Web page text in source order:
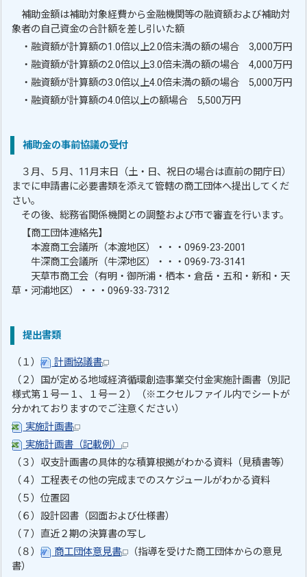
補助金額は補助対象経費から金融機関等の融資額および補助対
象者の自己資金の合計額を差し引いた額
・融資額が計算額の1.0倍以上2.0倍未満の額の場合 3,000万円
・融資額が計算額の2.0倍以上3.0倍未満の額の場合 4,000万円
・融資額が計算額の3.0倍以上4.0倍未満の額の場合 5,000万円
・融資額が計算額の4.0倍以上の額場合 5,500万円
補助金の事前協議の受付
３月、５月、11月末日（土・日、祝日の場合は直前の開庁日）
までに申請書に必要書類を添えて管轄の商工団体へ提出してくだ
さい。
その後、総務省関係機関との調整および市で審査を行います。
【商工団体連絡先】
本渡商工会議所（本渡地区）・・・0969-23-2001
牛深商工会議所（牛深地区）・・・0969-73-3141
天草市商工会（有明・御所浦・栖本・倉岳・五和・新和・天
草・河浦地区）・・・0969-33-7312
提出書類
（１）
計画協議書
（２）国が定める地域経済循環創造事業交付金実施計画書（別記
様式第１号ー１、１号ー２）（※エクセルファイル内でシートが
分かれておりますのでご注意ください）
実施計画書
実施計画書（記載例）
（３）収支計画書の具体的な積算根拠がわかる資料（見積書等）
（４）工程表その他の完成までのスケジュールがわかる資料
（５）位置図
（６）設計図書（図面および仕様書）
（７）直近２期の決算書の写し
（８）
商工団体意見書
（指導を受けた商工団体からの意見
書）